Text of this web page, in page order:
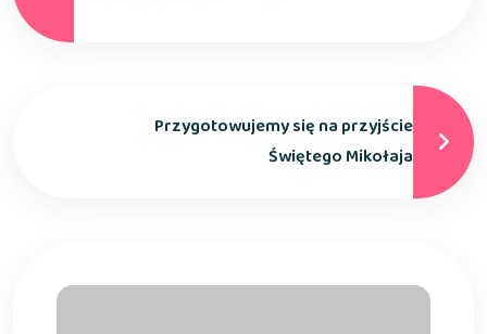
Przygotowujemy się na przyjście
Świętego Mikołaja